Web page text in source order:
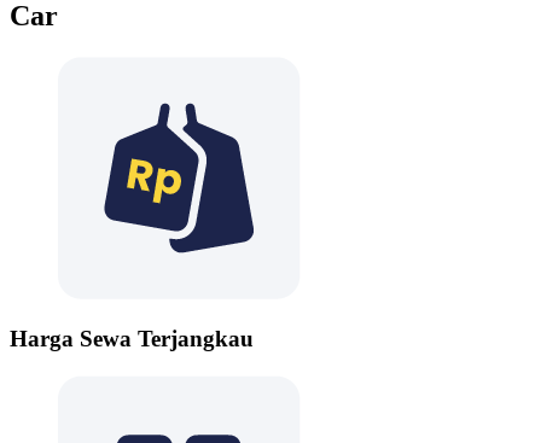
Car
Harga Sewa Terjangkau